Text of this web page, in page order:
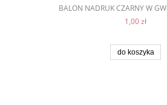
BALON NADRUK CZARNY W
1,00 zł
do koszyka